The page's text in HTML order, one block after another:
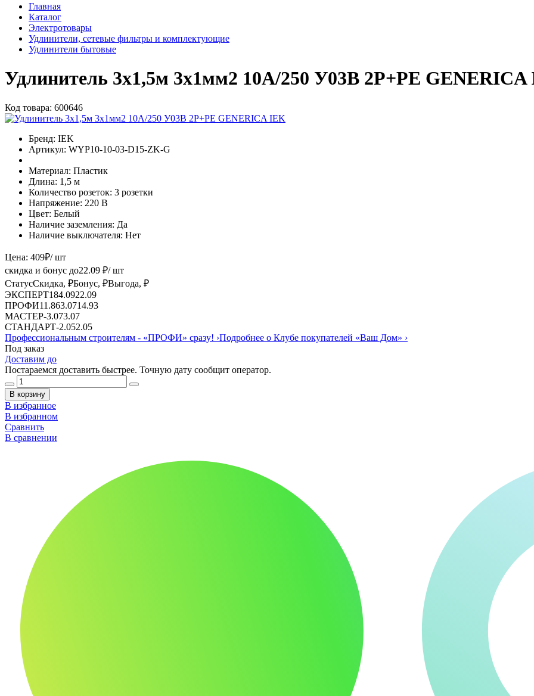
Главная
Каталог
Электротовары
Удлинители, сетевые фильтры и комплектующие
Удлинители бытовые
Удлинитель 3х1,5м 3х1мм2 10А/250 У03В 2Р+PЕ
Код товара: 600646
Бренд: IEK
Артикул: WYP10-10-03-D15-ZK-G
Материал: Пластик
Длина: 1,5 м
Количество розеток: 3 розетки
Напряжение: 220 В
Цвет: Белый
Наличие заземления: Да
Наличие выключателя: Нет
Цена: 409₽/ шт
скидка и бонус до22.09 ₽/ шт
СтатусСкидка, ₽Бонус, ₽Выгода, ₽
ЭКСПЕРТ184.0922.09
ПРОФИ11.863.0714.93
МАСТЕР-3.073.07
СТАНДАРТ-2.052.05
Профессиональным строителям - «ПРОФИ» сразу! ›Подробнее о Клубе покупателей «Ваш Дом» ›
Под заказ
Доставим до
Постараемся доставить быстрее. Точную дату сообщит оператор.
В корзину
В избранное
В избранном
Сравнить
В сравнении